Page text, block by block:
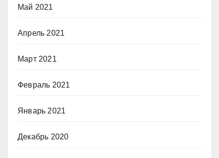
Май 2021
Апрель 2021
Март 2021
Февраль 2021
Январь 2021
Декабрь 2020